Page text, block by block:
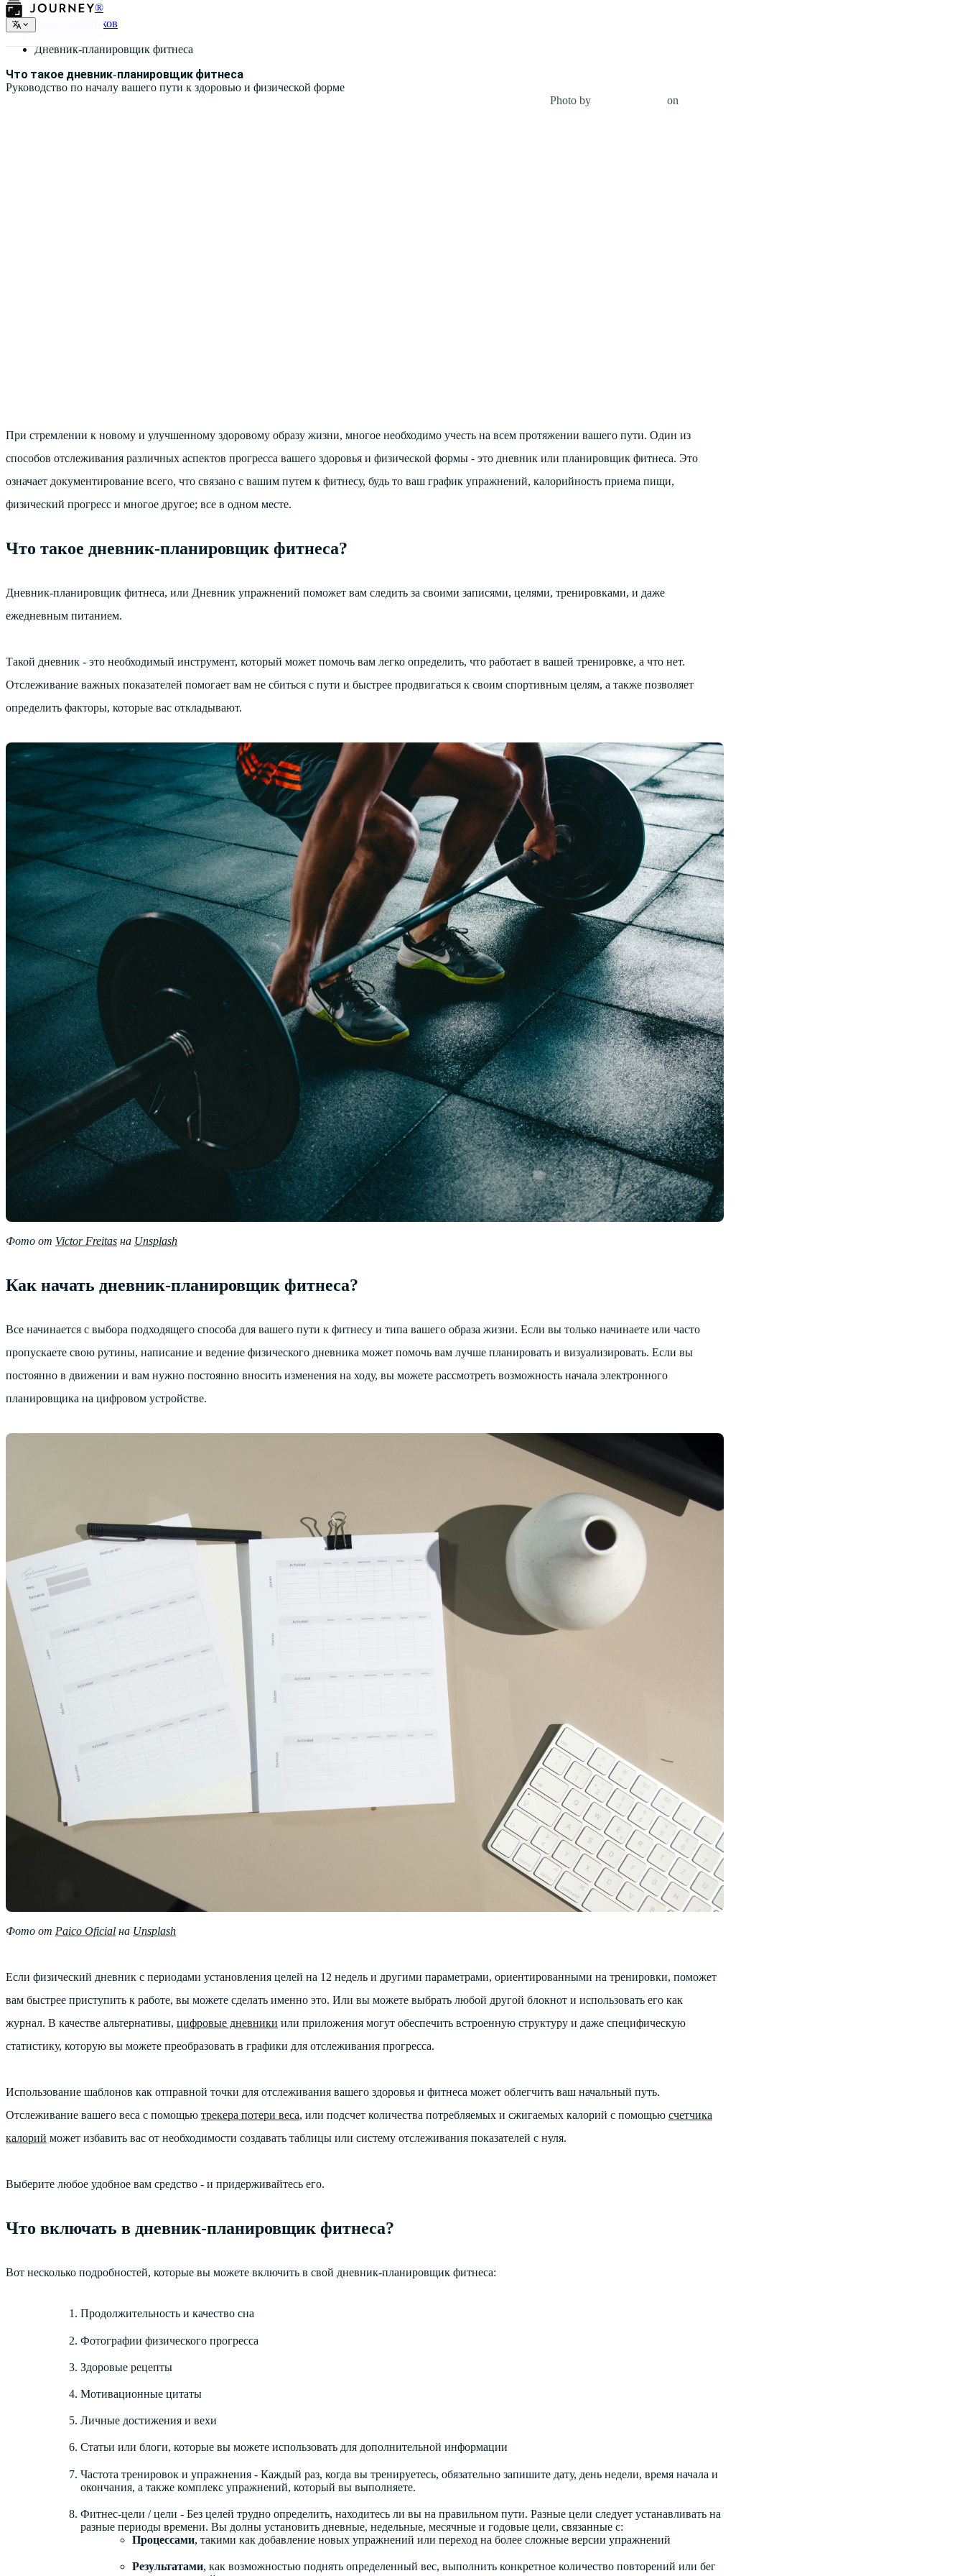
®
Типы дневников
Дневник-планировщик фитнеса
Что такое дневник-планировщик фитнеса
Руководство по началу вашего пути к здоровью и физической форме
Photo by
on
При стремлении к новому и улучшенному здоровому образу жизни, многое необходимо учесть на всем протяжении вашего пути. Один из
способов отслеживания различных аспектов прогресса вашего здоровья и физической формы - это дневник или планировщик фитнеса. Это
означает документирование всего, что связано с вашим путем к фитнесу, будь то ваш график упражнений, калорийность приема пищи,
физический прогресс и многое другое; все в одном месте.
Что такое дневник-планировщик фитнеса?
Дневник-планировщик фитнеса, или Дневник упражнений поможет вам следить за своими записями, целями, тренировками, и даже
ежедневным питанием.
Такой дневник - это необходимый инструмент, который может помочь вам легко определить, что работает в вашей тренировке, а что нет.
Отслеживание важных показателей помогает вам не сбиться с пути и быстрее продвигаться к своим спортивным целям, а также позволяет
определить факторы, которые вас откладывают.
Фото от Victor Freitas на Unsplash
Как начать дневник-планировщик фитнеса?
Все начинается с выбора подходящего способа для вашего пути к фитнесу и типа вашего образа жизни. Если вы только начинаете или часто
пропускаете свою рутины, написание и ведение физического дневника может помочь вам лучше планировать и визуализировать. Если вы
постоянно в движении и вам нужно постоянно вносить изменения на ходу, вы можете рассмотреть возможность начала электронного
планировщика на цифровом устройстве.
Фото от Paico Oficial на Unsplash
Если физический дневник с периодами установления целей на 12 недель и другими параметрами, ориентированными на тренировки, поможет
вам быстрее приступить к работе, вы можете сделать именно это. Или вы можете выбрать любой другой блокнот и использовать его как
журнал. В качестве альтернативы, цифровые дневники или приложения могут обеспечить встроенную структуру и даже специфическую
статистику, которую вы можете преобразовать в графики для отслеживания прогресса.
Использование шаблонов как отправной точки для отслеживания вашего здоровья и фитнеса может облегчить ваш начальный путь.
Отслеживание вашего веса с помощью трекера потери веса, или подсчет количества потребляемых и сжигаемых калорий с помощью счетчика
калорий может избавить вас от необходимости создавать таблицы или систему отслеживания показателей с нуля.
Выберите любое удобное вам средство - и придерживайтесь его.
Что включать в дневник-планировщик фитнеса?
Вот несколько подробностей, которые вы можете включить в свой дневник-планировщик фитнеса:
Продолжительность и качество сна
Фотографии физического прогресса
Здоровые рецепты
Мотивационные цитаты
Личные достижения и вехи
Статьи или блоги, которые вы можете использовать для дополнительной информации
Частота тренировок и упражнения - Каждый раз, когда вы тренируетесь, обязательно запишите дату, день недели, время начала и
окончания, а также комплекс упражнений, который вы выполняете.
Фитнес-цели / цели - Без целей трудно определить, находитесь ли вы на правильном пути. Разные цели следует устанавливать на
разные периоды времени. Вы долны установить дневные, недельные, месячные и годовые цели, связанные с:
Процессами, такими как добавление новых упражнений или переход на более сложные версии упражнений
Результатами, как возможностью поднять определенный вес, выполнить конкретное количество повторений или бег